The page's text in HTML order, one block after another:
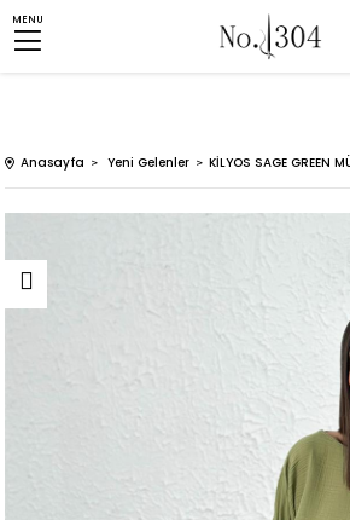
MENU
Anasayfa Yeni Gelenler KİLYOS SAGE GREEN